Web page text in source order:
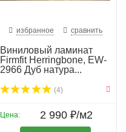
избранное сравнить
Виниловый ламинат
Firmfit Herringbone, EW-
2966 Дуб натура...
(4)
Цена: 2 990 ₽/м2